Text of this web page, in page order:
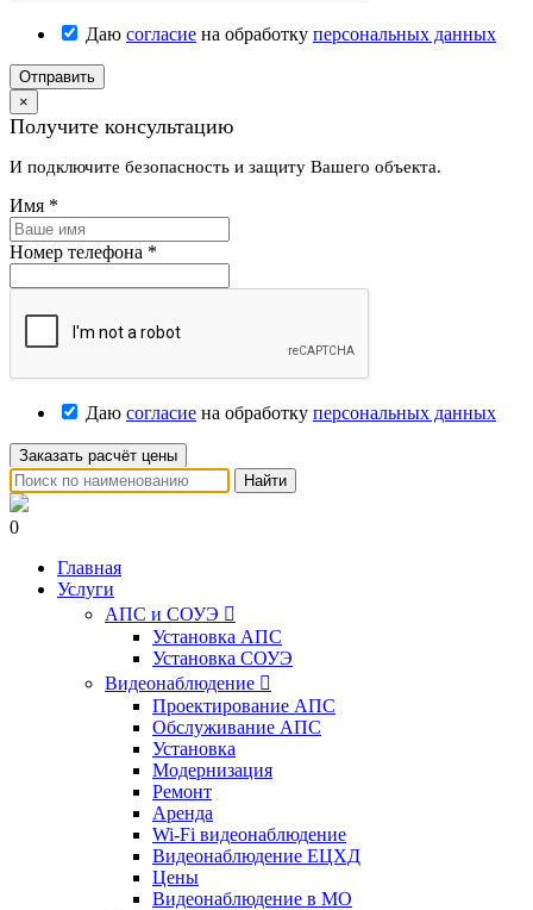
Даю согласие на обработку персональных данных
Отправить
×
Получите консультацию
И подключите безопасность и защиту Вашего объекта.
Имя *
Номер телефона *
Даю согласие на обработку персональных данных
Заказать расчёт цены
Найти
0
Главная
Услуги
АПС и СОУЭ 
Установка АПС
Установка СОУЭ
Видеонаблюдение 
Проектирование АПС
Обслуживание АПС
Установка
Модернизация
Ремонт
Аренда
Wi-Fi видеонаблюдение
Видеонаблюдение ЕЦХД
Цены
Видеонаблюдение в МО